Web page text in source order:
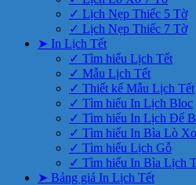
✓ Lịch Nẹp Thiếc 5 Tờ
✓ Lịch Nẹp Thiếc 7 Tờ
➤ In Lịch Tết
✓ Tìm hiểu Lịch Tết
✓ Mẫu Lịch Tết
✓ Thiết kế Mẫu Lịch Tết
✓ Tìm hiểu In Lịch Bloc
✓ Tìm hiểu In Lịch Để
✓ Tìm hiểu In Bìa Lò
✓ Tìm hiểu Lịch Gỗ
✓ Tìm hiểu In Bìa Lịch
➤ Bảng giá In Lịch Tết